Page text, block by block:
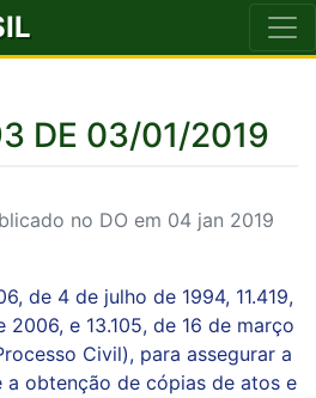
DE 03/01/2019
no DO em 04 jan 2019
de 4 de julho de 1994, 11.419,
e 13.105, de 16 de março
Civil), para assegurar a
a obtenção de cópias de atos e